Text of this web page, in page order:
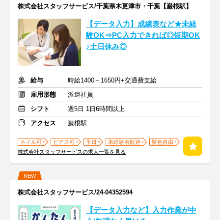
株式会社スタッフサービス/千葉県木更津市・千葉【巌根駅】
【データ入力】成績表など★未経
験OK⇒PC入力できれば◎短期OK
♪土日休み◎
給与
時給1400～1650円+交通費支給
雇用形態
派遣社員
シフト
週5日 1日6時間以上
アクセス
巌根駅
ネイル可 ピアス可 平日 未経験者歓迎
髪色自由
株式会社スタッフサービスの求人一覧を見る
NEW
株式会社スタッフサービス/24-04352594
【データ入力など】入力作業が中